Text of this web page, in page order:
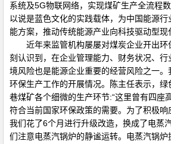
系统及5G物联网络，实现煤矿生产全流程
以说是蓝色文化的实践载体，为中国能源
能方案，推动传统能源产业向科技驱动型现
近年来监管机构屡屡对煤炭企业开出
刻认识到，在企业管理能力、财务状况、
境风险也是能源企业重要的经营风险之一
环保生产工作的开展情况。陈主任表示，
巷煤矿各个细微的生产环节:“这里曾有四座
符合当前国家环保政策的需要。为了积极响
我们花了6个月进行升级改造，换成了电蒸
们注意电蒸汽锅炉的静谧运转。电蒸汽锅